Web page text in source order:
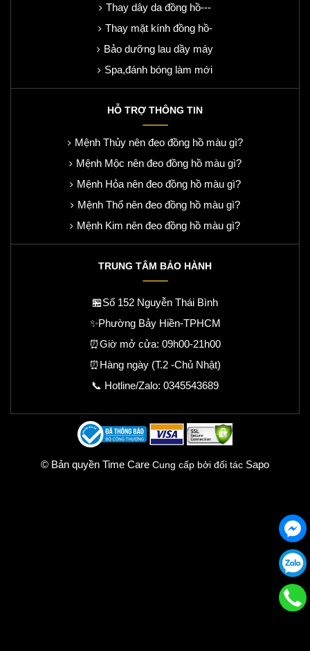
Thay dây da đồng hồ---
Thay mặt kính đồng hồ-
Bảo dưỡng lau dầy máy
Spa,đánh bóng làm mới
HỖ TRỢ THÔNG TIN
Mệnh Thủy nên đeo đồng hồ màu gì?
Mệnh Mộc nên đeo đồng hồ màu gì?
Mệnh Hỏa nên đeo đồng hồ màu gì?
Mệnh Thổ nên đeo đồng hồ màu gì?
Mệnh Kim nên đeo đồng hồ màu gì?
TRUNG TÂM BẢO HÀNH
🏪Số 152 Nguyễn Thái Bình
✨Phường Bảy Hiền-TPHCM
⏰Giờ mở cửa: 09h00-21h00
⏰Hàng ngày (T.2 -Chủ Nhật)
📞 Hotline/Zalo: 0345543689
© Bản quyền Time Care Cung cấp bởi đối tác Sapo